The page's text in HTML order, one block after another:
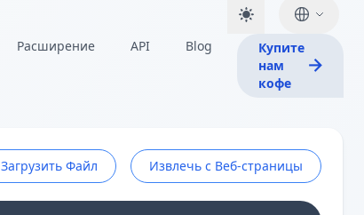
Расширение API Blog
Купите
нам
кофе
Загрузить Файл Извлечь с Веб-страницы